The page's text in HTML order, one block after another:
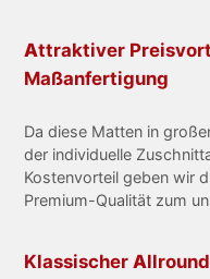
Attraktiver
Maßanfertigung
Da diese Matten in
der individuelle
Kostenvorteil geben wir
Premium-Qualität zum
Klassischer